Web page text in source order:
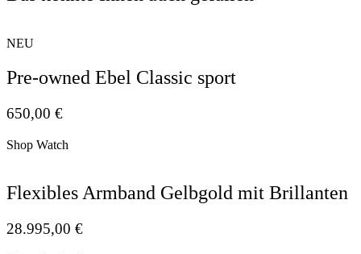
NEU
Pre-owned Ebel Classic sport
650,00 €
Shop Watch
Flexibles Armband Gelbgold mit Brillanten
28.995,00 €